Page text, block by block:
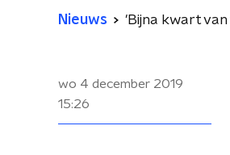
Nieuws 'Bijna kwart
wo 4 december 2019
15:26